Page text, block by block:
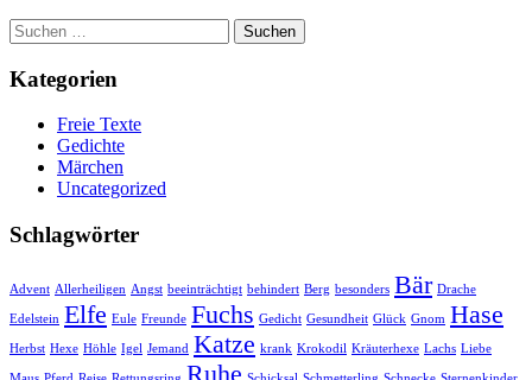
Suchen
nach:
Kategorien
Freie Texte
Gedichte
Märchen
Uncategorized
Schlagwörter
Advent Allerheiligen Angst beeinträchtigt behindert Berg besonders Bär Drache
Edelstein Elfe Eule Freunde Fuchs Gedicht Gesundheit Glück Gnom Hase
Herbst Hexe Höhle Igel Jemand Katze krank Krokodil Kräuterhexe Lachs Liebe
Ruhe